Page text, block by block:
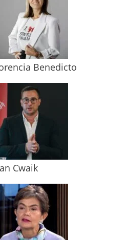
Benedicto
Cwaik